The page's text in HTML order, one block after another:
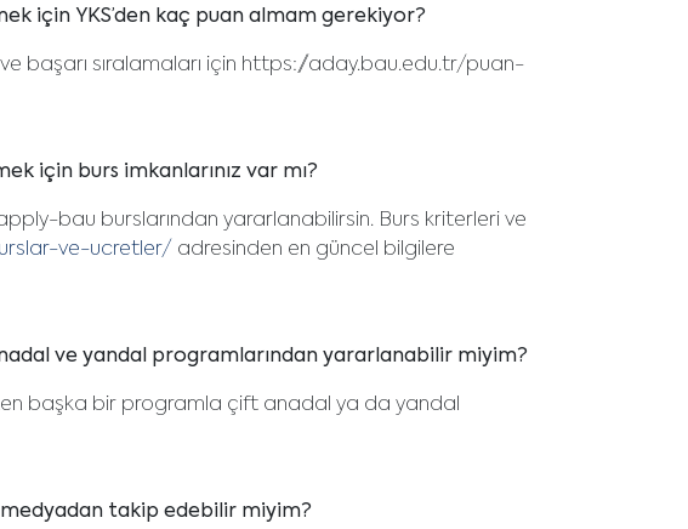
için YKS’den kaç puan almam gerekiyor?
başarı sıralamaları için https://aday.bau.edu.tr/puan-
için burs imkanlarınız var mı?
bau burslarından yararlanabilirsin. Burs kriterleri ve
ve-ucretler/ adresinden en güncel bilgilere
ve yandal programlarından yararlanabilir miyim?
başka bir programla çift anadal ya da yandal
takip edebilir miyim?